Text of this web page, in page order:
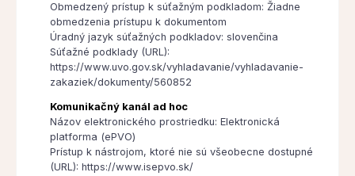
Obmedzený prístup k súťažným podkladom: Žiadne
obmedzenia prístupu k dokumentom
Úradný jazyk súťažných podkladov: slovenčina
Súťažné podklady (URL):
https://www.uvo.gov.sk/vyhladavanie/vyhladavanie-
zakaziek/dokumenty/560852
Komunikačný kanál ad hoc
Názov elektronického prostriedku: Elektronická
platforma (ePVO)
Prístup k nástrojom, ktoré nie sú všeobecne dostupné
(URL): https://www.isepvo.sk/